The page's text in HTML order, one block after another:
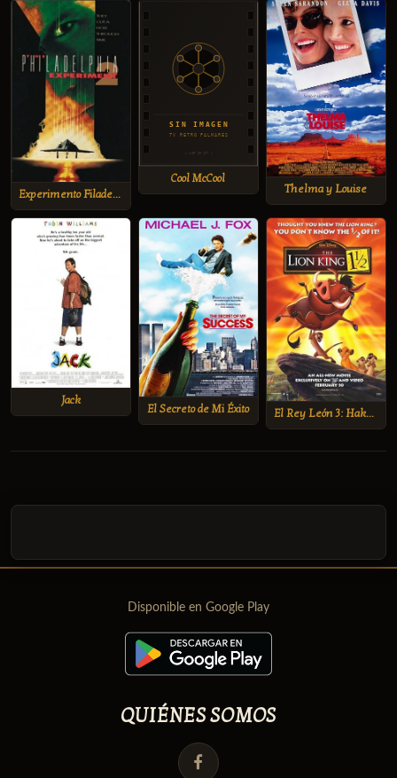
Experimento Filadelfia II
Cool McCool
Thelma y Louise
Jack
El Secreto de Mi Éxito El Rey León 3: Hakuna Matata
Disponible en Google Play
QUIÉNES SOMOS